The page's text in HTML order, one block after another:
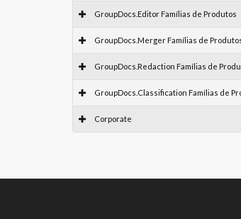
GroupDocs.Editor Famílias de Produtos
GroupDocs.Merger Famílias de
GroupDocs.Redaction Famílias de
GroupDocs.Classification Famílias de
Corporate